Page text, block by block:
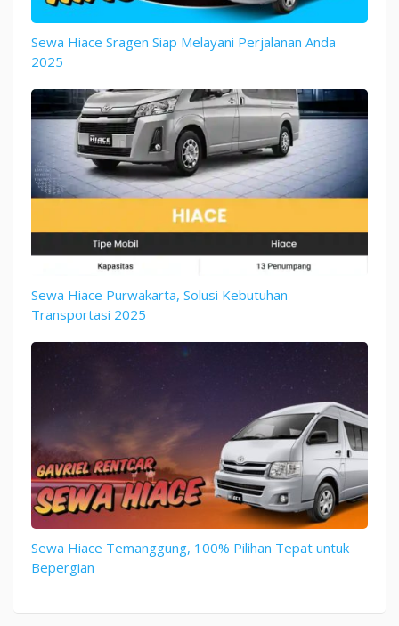
Sewa Hiace Sragen Siap Melayani Perjalanan Anda
2025
Sewa Hiace Purwakarta, Solusi Kebutuhan
Transportasi 2025
Sewa Hiace Temanggung, 100% Pilihan Tepat untuk
Bepergian